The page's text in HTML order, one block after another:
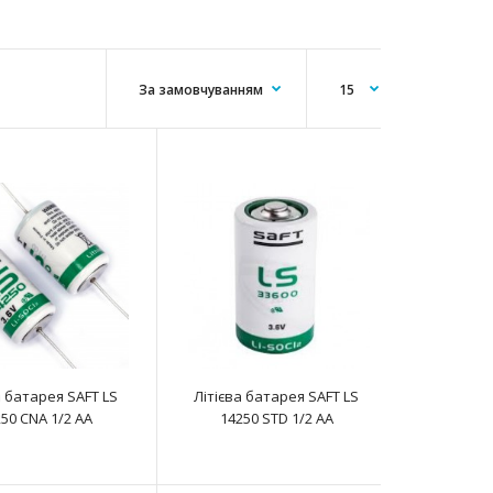
Батарея літієва SAFT LS 14250 2PF 1/2 AA являє собою
літій-тіонілхлоридний Li-SOCL2 е..
Батарея літієва SAFT LS 14250 3PF 1/2 AA являє собою
батарея SAFT LS
CNA 1/2 AA
Літієва батарея SAFT LS
14250 STD 1/2 AA